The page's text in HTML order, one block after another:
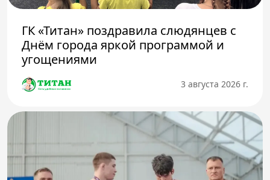
ГК «Титан» поздравила слюдянцев с
Днём города яркой программой и
угощениями
3 августа 2026 г.